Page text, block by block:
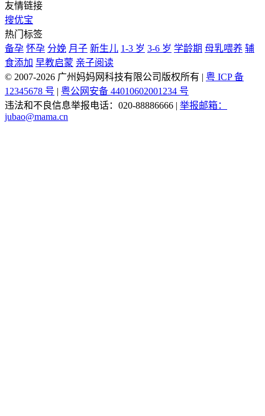
友情链接
搜优宝
热门标签
备孕 怀孕 分娩 月子 新生儿 1-3 岁 3-6 岁 学龄期 母乳喂养 辅
食添加 早教启蒙 亲子阅读
© 2007-2026 广州妈妈网科技有限公司版权所有 | 粤 ICP 备
12345678 号 | 粤公网安备 44010602001234 号
违法和不良信息举报电话：020-88886666 | 举报邮箱：
jubao@mama.cn